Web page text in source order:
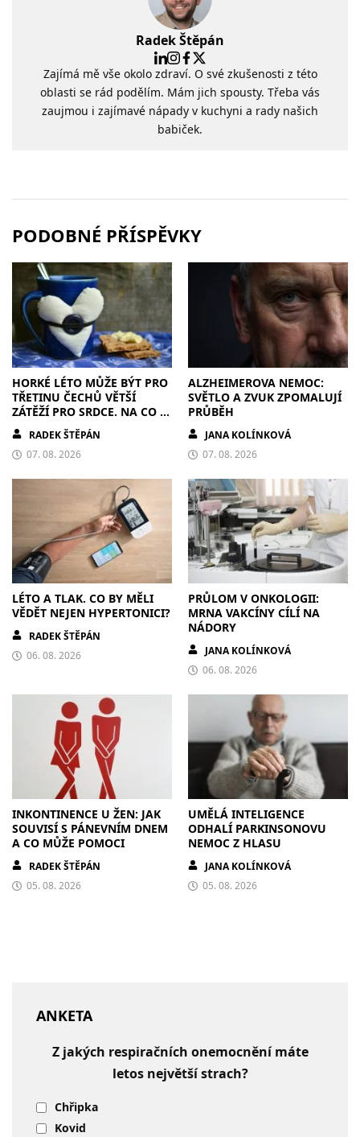
Radek Štěpán
Zajímá mě vše okolo zdraví. O své zkušenosti z této
oblasti se rád podělím. Mám jich spousty. Třeba vás
zaujmou i zajímavé nápady v kuchyni a rady našich
babiček.
PODOBNÉ PŘÍSPĚVKY
HORKÉ LÉTO MŮŽE BÝT PRO
TŘETINU ČECHŮ VĚTŠÍ
ZÁTĚŽÍ PRO SRDCE. NA CO SI
DÁT POZOR?
RADEK ŠTĚPÁN
07. 08. 2026
ALZHEIMEROVA NEMOC:
SVĚTLO A ZVUK ZPOMALUJÍ
PRŮBĚH
JANA KOLÍNKOVÁ
07. 08. 2026
LÉTO A TLAK. CO BY MĚLI
VĚDĚT NEJEN HYPERTONICI?
RADEK ŠTĚPÁN
06. 08. 2026
PRŮLOM V ONKOLOGII:
MRNA VAKCÍNY CÍLÍ NA
NÁDORY
JANA KOLÍNKOVÁ
06. 08. 2026
INKONTINENCE U ŽEN: JAK
SOUVISÍ S PÁNEVNÍM DNEM
A CO MŮŽE POMOCI
RADEK ŠTĚPÁN
05. 08. 2026
UMĚLÁ INTELIGENCE
ODHALÍ PARKINSONOVU
NEMOC Z HLASU
JANA KOLÍNKOVÁ
05. 08. 2026
ANKETA
Z jakých respiračních onemocnění máte
letos největší strach?
Chřipka
Kovid